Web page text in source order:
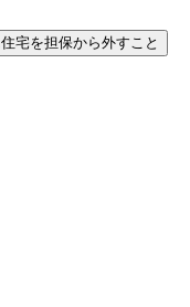
住宅を担保から外すこと